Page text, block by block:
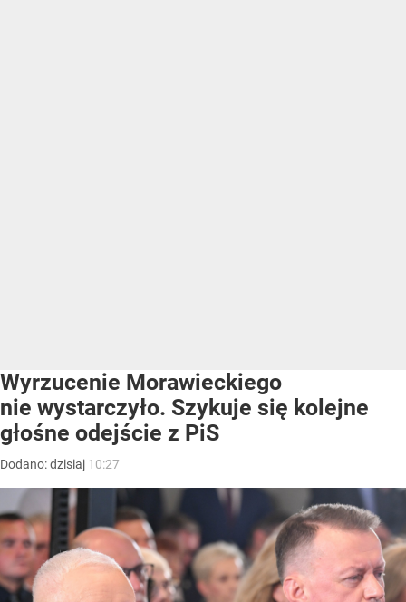
Wyrzucenie Morawieckiego
nie wystarczyło. Szykuje się kolejne
głośne odejście z PiS
Dodano:dzisiaj 10:27